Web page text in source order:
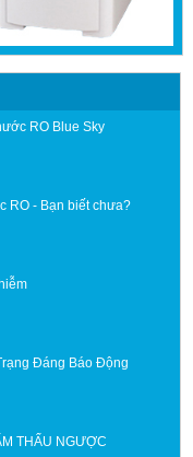
RO Blue Sky
RO - Bạn biết chưa?
Đáng Báo Động
THẤU NGƯỢC